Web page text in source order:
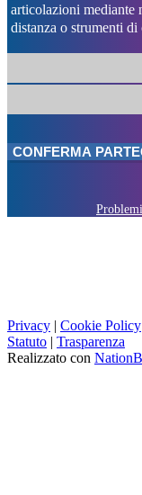
articolazioni mediante
distanza o strumenti
Privacy | Cookie Policy
Statuto | Trasparenza
Realizzato con